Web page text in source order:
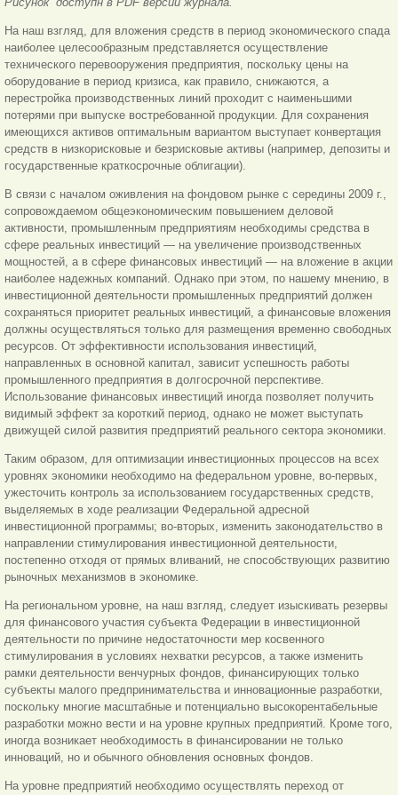
На наш взгляд, для вложения средств в период экономического спада
наиболее целесообразным представляется осуществление
технического перевооружения предприятия, поскольку цены на
оборудование в период кризиса, как правило, снижаются, а
перестройка производственных линий проходит с наименьшими
потерями при выпуске востребованной продукции. Для сохранения
имеющихся активов оптимальным вариантом выступает конвертация
средств в низкорисковые и безрисковые активы (например, депозиты и
государственные краткосрочные облигации).
В связи с началом оживления на фондовом рынке с середины 2009 г.,
сопровождаемом общеэкономическим повышением деловой
активности, промышленным предприятиям необходимы средства в
сфере реальных инвестиций — на увеличение производственных
мощностей, а в сфере финансовых инвестиций — на вложение в акции
наиболее надежных компаний. Однако при этом, по нашему мнению, в
инвестиционной деятельности промышленных предприятий должен
сохраняться приоритет реальных инвестиций, а финансовые вложения
должны осуществляться только для размещения временно свободных
ресурсов. От эффективности использования инвестиций,
направленных в основной капитал, зависит успешность работы
промышленного предприятия в долгосрочной перспективе.
Использование финансовых инвестиций иногда позволяет получить
видимый эффект за короткий период, однако не может выступать
движущей силой развития предприятий реального сектора экономики.
Таким образом, для оптимизации инвестиционных процессов на всех
уровнях экономики необходимо на федеральном уровне, во-первых,
ужесточить контроль за использованием государственных средств,
выделяемых в ходе реализации Федеральной адресной
инвестиционной программы; во-вторых, изменить законодательство в
направлении стимулирования инвестиционной деятельности,
постепенно отходя от прямых вливаний, не способствующих развитию
рыночных механизмов в экономике.
На региональном уровне, на наш взгляд, следует изыскивать резервы
для финансового участия субъекта Федерации в инвестиционной
деятельности по причине недостаточности мер косвенного
стимулирования в условиях нехватки ресурсов, а также изменить
рамки деятельности венчурных фондов, финансирующих только
субъекты малого предпринимательства и инновационные разработки,
поскольку многие масштабные и потенциально высокорентабельные
разработки можно вести и на уровне крупных предприятий. Кроме того,
иногда возникает необходимость в финансировании не только
инноваций, но и обычного обновления основных фондов.
На уровне предприятий необходимо осуществлять переход от